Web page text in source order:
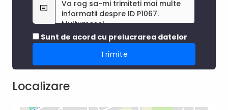
Sunt de acord cu prelucrarea datelor
Localizare